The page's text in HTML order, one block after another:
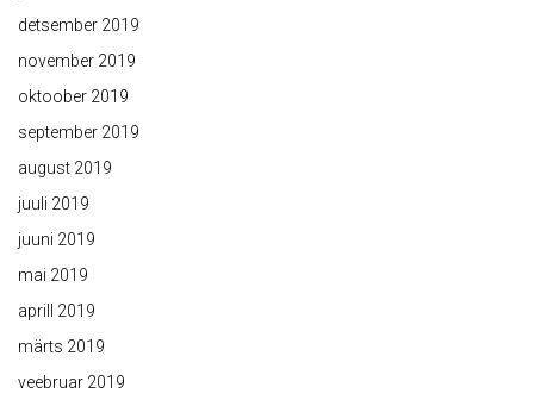
detsember 2019
november 2019
oktoober 2019
september 2019
august 2019
juuli 2019
juuni 2019
mai 2019
aprill 2019
märts 2019
veebruar 2019